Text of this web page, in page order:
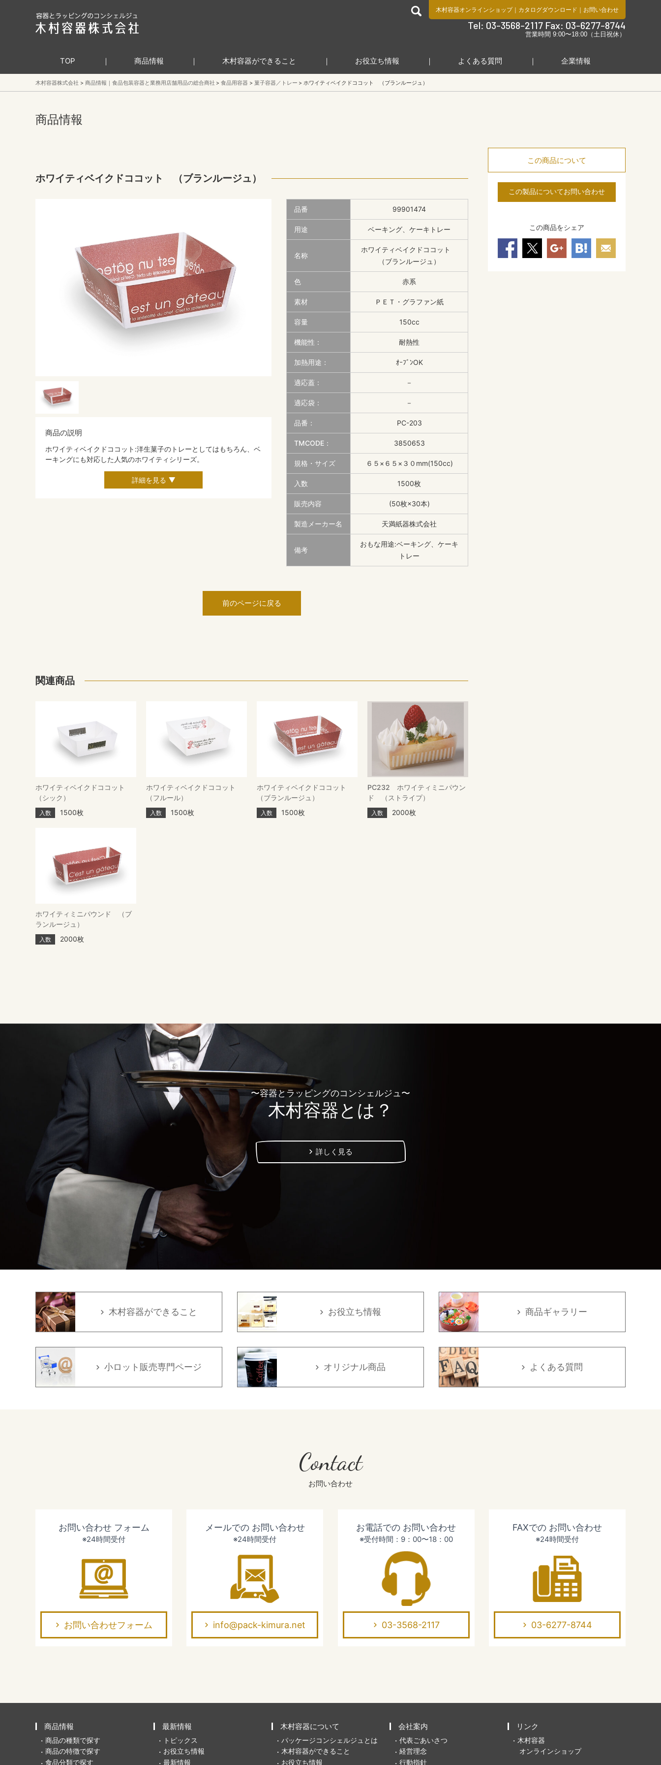
食品包装容器と業務用店舗用品の総合商社 木村容器株式会社
木村容器オンラインショップ｜ カタログダウンロード ｜ お問い合わせ
Tel: 03-3568-2117 Fax: 03-6277-8744
営業時間 9:00〜18:00（土日祝休）
TOP 商品情報 木村容器ができること お役立ち情報 よくある質問 企業情報
木村容器株式会社 商品情報｜食品包装容器と業務用店舗用品の総合商社 食品用容器 菓子容器／トレー ホワイティベイクドココット （ブランルージュ）
商品情報
ホワイティベイクドココット （ブランルージュ）
商品の説明
ホワイティベイクドココット:洋生菓子のトレーとしてはもちろん、ベ
ーキングにも対応した人気のホワイティシリーズ。
詳細を見る
品番 99901474
用途 ベーキング、ケーキトレー
名称
ホワイティベイクドココット
（ブランルージュ）
色 赤系
素材 ＰＥＴ・グラファン紙
容量 150cc
機能性： 耐熱性
加熱用途： ｵｰﾌﾞﾝOK
適応蓋： －
適応袋： －
品番： PC-203
TMCODE： 3850653
規格・サイズ ６５×６５×３０mm(150cc)
入数 1500枚
販売内容 (50枚×30本)
製造メーカー名 天満紙器株式会社
備考
おもな用途:ベーキング、ケーキ
トレー
前のページに戻る
関連商品
ホワイティベイクドココット
（シック）
入数 1500枚
ホワイティベイクドココット
（フルール）
入数 1500枚
ホワイティベイクドココット
（ブランルージュ）
入数 1500枚
PC232 ホワイティミニパウン
ド （ストライプ）
入数 2000枚
ホワイティミニパウンド （ブ
ランルージュ）
入数 2000枚
この商品について
この製品についてお問い合わせ
この商品をシェア
〜容器とラッピングのコンシェルジュ〜
木村容器とは？
詳しく見る
木村容器ができること お役立ち情報 商品ギャラリー
小ロット販売専門ページ オリジナル商品 よくある質問
Contact
お問い合わせ
お問い合わせ フォーム
※24時間受付
お問い合わせフォーム
メールでの お問い合わせ
※24時間受付
info@pack-kimura.net
お電話での お問い合わせ
※受付時間：9：00〜18：00
03-3568-2117
FAXでの お問い合わせ
※24時間受付
03-6277-8744
商品情報
商品の種類で探す
商品の特徴で探す
食品分類で探す
最新情報
トピックス
お役立ち情報
最新情報
木村容器について
パッケージコンシェルジュとは
木村容器ができること
お役立ち情報
会社案内
代表ごあいさつ
経営理念
行動指針
リンク
木村容器
オンラインショップ